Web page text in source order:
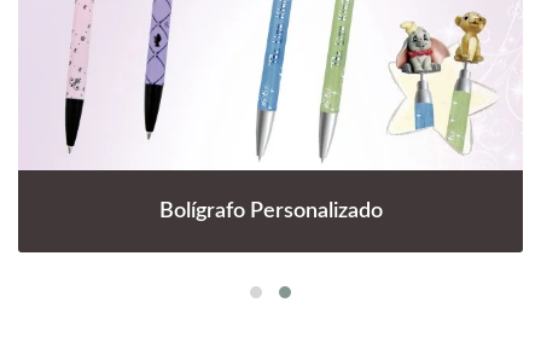
Bolígrafo Personalizado